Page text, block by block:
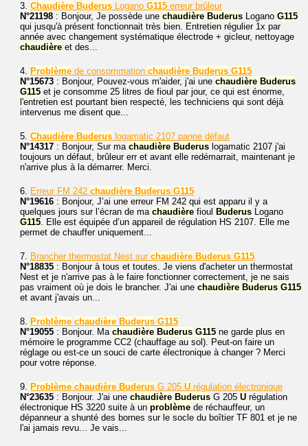
3. Chaudière Buderus Logano G115 erreur brûleur
N°21198 : Bonjour, Je possède une chaudière Buderus Logano G115
qui jusqu'à présent fonctionnait très bien. Entretien régulier 1x par
année avec changement systématique électrode + gicleur, nettoyage
chaudière et des...
4. Problème de consommation chaudière Buderus G115
N°15673 : Bonjour, Pouvez-vous m'aider, j'ai une chaudière Buderus
G115 et je consomme 25 litres de fioul par jour, ce qui est énorme,
l'entretien est pourtant bien respecté, les techniciens qui sont déjà
intervenus me disent que...
5. Chaudière Buderus logamatic 2107 panne défaut
N°14317 : Bonjour, Sur ma chaudière Buderus logamatic 2107 j'ai
toujours un défaut, brûleur err et avant elle redémarrait, maintenant je
n'arrive plus à la démarrer. Merci.
6. Erreur FM 242 chaudière Buderus G115
N°19616 : Bonjour, J’ai une erreur FM 242 qui est apparu il y a
quelques jours sur l’écran de ma chaudière fioul Buderus Logano
G115. Elle est équipée d’un appareil de régulation HS 2107. Elle me
permet de chauffer uniquement...
7. Brancher thermostat Nest sur chaudière Buderus G115
N°18835 : Bonjour à tous et toutes. Je viens d'acheter un thermostat
Nest et je n'arrive pas à le faire fonctionner correctement, je ne sais
pas vraiment où je dois le brancher. J'ai une chaudière Buderus G115
et avant j'avais un...
8. Problème chaudière Buderus G115
N°19055 : Bonjour. Ma chaudière Buderus G115 ne garde plus en
mémoire le programme CC2 (chauffage au sol). Peut-on faire un
réglage ou est-ce un souci de carte électronique à changer ? Merci
pour votre réponse.
9. Problème chaudière Buderus G 205 U régulation électronique
N°23635 : Bonjour. J'ai une chaudière Buderus G 205 U régulation
électronique HS 3220 suite à un problème de réchauffeur, un
dépanneur a shunté des bornes sur le socle du boîtier TF 801 et je ne
l'ai jamais revu... Je vais...